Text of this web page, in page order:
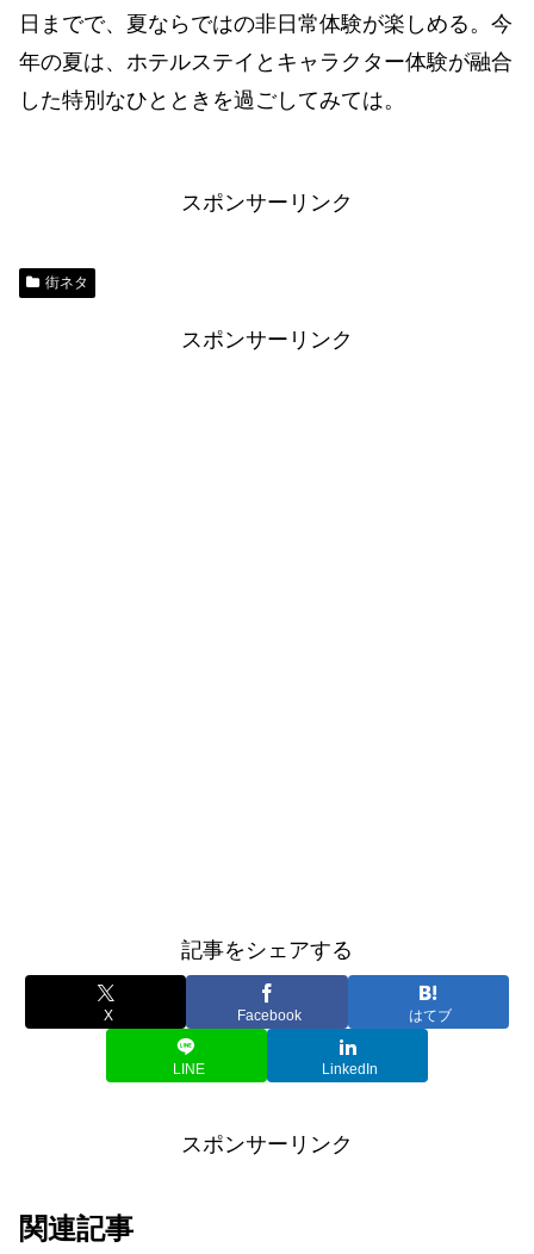
日までで、夏ならではの非日常体験が楽しめる。今
年の夏は、ホテルステイとキャラクター体験が融合
した特別なひとときを過ごしてみては。
スポンサーリンク
街ネタ
スポンサーリンク
記事をシェアする
X Facebook はてブ
LINE LinkedIn
スポンサーリンク
関連記事